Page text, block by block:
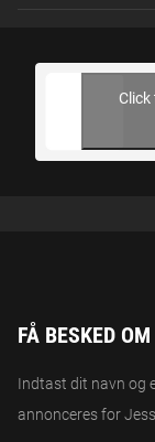
FÅ BESKED
Indtast dit navn og
annonceres for